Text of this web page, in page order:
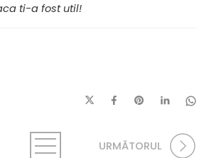
ti-a fost util!
URMĂTORUL